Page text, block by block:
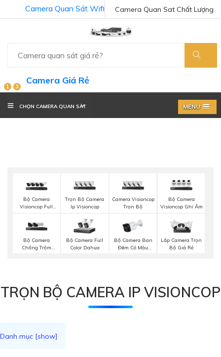
Camera Quan Sat Chất Lượng
Camera Quan Sát Wifi
1 3
Camera Giá Rẻ
CHỌN CAMERA QUAN SÁT MENU
Bộ Camera
Visioncop Full
Trọn Bộ Camera
Ip Visioncop
Camera Visioncop
Trọn Bộ
Bộ Camera
Visioncop Ghi Âm
Bộ Camera
Chống Trộm
Bộ Camera Full
Color Dahua
Bộ Camera Ban
Đêm Có Màu
Lắp Camera Trọn
Bộ Giá Rẻ
TRỌN BỘ CAMERA IP VISIONCOP